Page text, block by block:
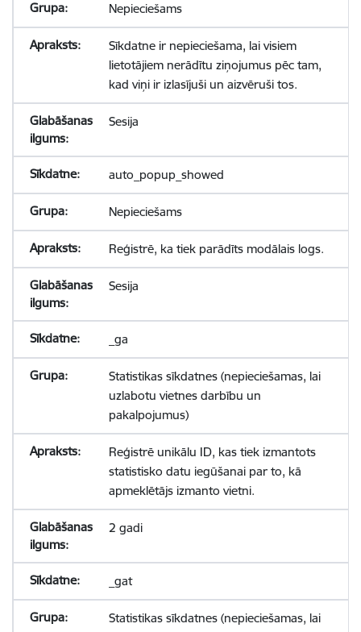
Nepieciešams
Sīkdatne ir nepieciešama, lai visiem
lietotājiem nerādītu ziņojumus pēc tam,
kad viņi ir izlasījuši un aizvēruši tos.
Sesija
auto_popup_showed
Nepieciešams
Reģistrē, ka tiek parādīts modālais logs.
Sesija
_ga
Statistikas sīkdatnes (nepieciešamas, lai
uzlabotu vietnes darbību un
pakalpojumus)
Reģistrē unikālu ID, kas tiek izmantots
statistisko datu iegūšanai par to, kā
apmeklētājs izmanto vietni.
2 gadi
_gat
Statistikas sīkdatnes (nepieciešamas, lai